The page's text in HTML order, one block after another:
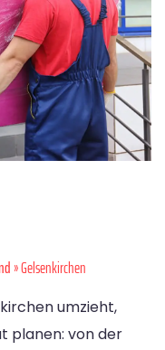
» Gelsenkirchen
umzieht,
planen: von der